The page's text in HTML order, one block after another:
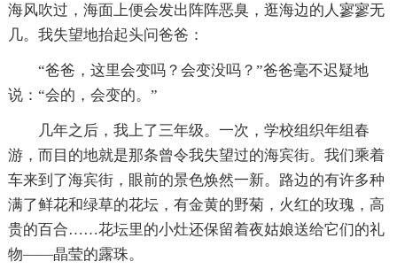
海风吹过，海面上便会发出阵阵恶臭，逛海边的人寥寥无
几。我失望地抬起头问爸爸：
“爸爸，这里会变吗？会变没吗？”爸爸毫不迟疑地
说：“会的，会变的。”
几年之后，我上了三年级。一次，学校组织年组春
游，而目的地就是那条曾令我失望过的海宾街。我们乘着
车来到了海宾街，眼前的景色焕然一新。路边的有许多种
满了鲜花和绿草的花坛，有金黄的野菊，火红的玫瑰，高
贵的百合……花坛里的小灶还保留着夜姑娘送给它们的礼
物——晶莹的露珠。